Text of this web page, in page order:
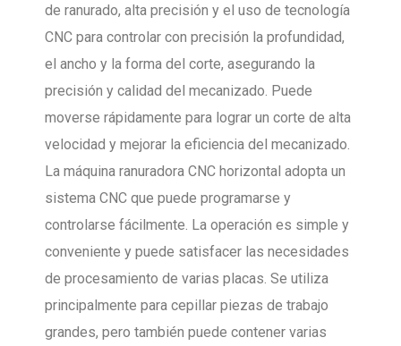
de ranurado, alta precisión y el uso de tecnología
CNC para controlar con precisión la profundidad,
el ancho y la forma del corte, asegurando la
precisión y calidad del mecanizado. Puede
moverse rápidamente para lograr un corte de alta
velocidad y mejorar la eficiencia del mecanizado.
La máquina ranuradora CNC horizontal adopta un
sistema CNC que puede programarse y
controlarse fácilmente. La operación es simple y
conveniente y puede satisfacer las necesidades
de procesamiento de varias placas. Se utiliza
principalmente para cepillar piezas de trabajo
grandes, pero también puede contener varias